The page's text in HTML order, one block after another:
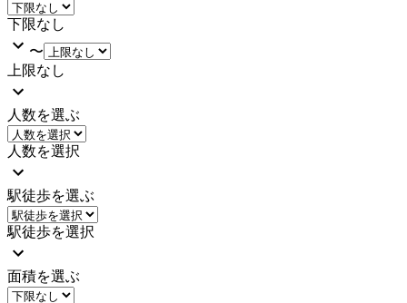
下限なし
〜
上限なし
人数を選ぶ
人数を選択
駅徒歩を選ぶ
駅徒歩を選択
面積を選ぶ